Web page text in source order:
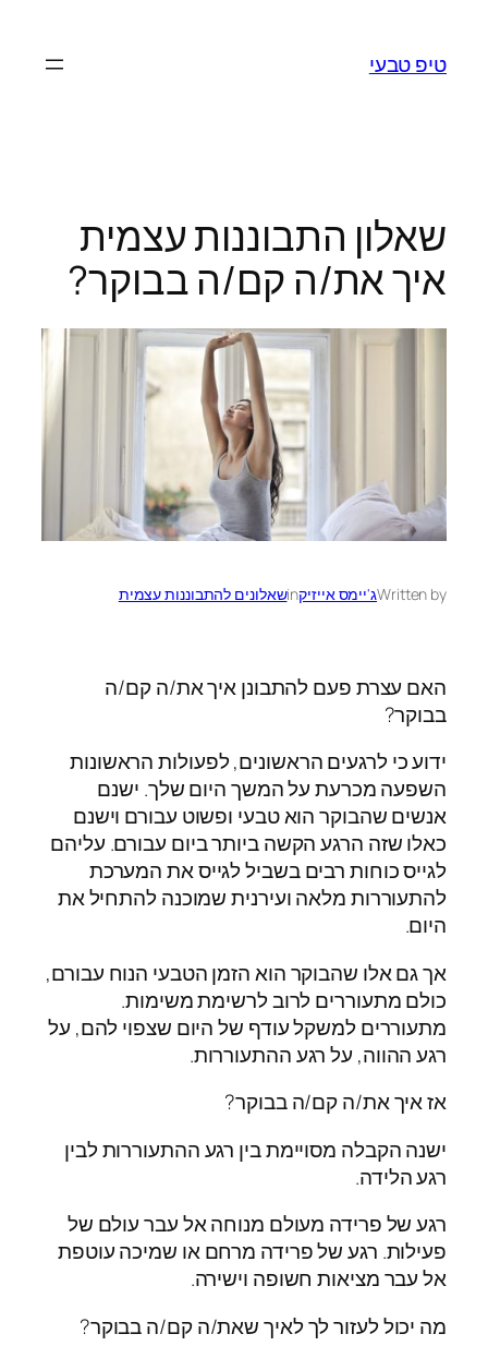
טיפ טבעי
שאלון התבוננות עצמית
איך את/ה קם/ה בבוקר?
Written byג'יימס אייזיקinשאלונים להתבוננות עצמית
האם עצרת פעם להתבונן איך את/ה קם/ה
בבוקר?
ידוע כי לרגעים הראשונים, לפעולות הראשונות
השפעה מכרעת על המשך היום שלך. ישנם
אנשים שהבוקר הוא טבעי ופשוט עבורם וישנם
כאלו שזה הרגע הקשה ביותר ביום עבורם. עליהם
לגייס כוחות רבים בשביל לגייס את המערכת
להתעוררות מלאה ועירנית שמוכנה להתחיל את
היום.
אך גם אלו שהבוקר הוא הזמן הטבעי הנוח עבורם,
כולם מתעוררים לרוב לרשימת משימות.
מתעוררים למשקל עודף של היום שצפוי להם, על
רגע ההווה, על רגע ההתעוררות.
אז איך את/ה קם/ה בבוקר?
ישנה הקבלה מסויימת בין רגע ההתעוררות לבין
רגע הלידה.
רגע של פרידה מעולם מנוחה אל עבר עולם של
פעילות. רגע של פרידה מרחם או שמיכה עוטפת
אל עבר מציאות חשופה וישירה.
מה יכול לעזור לך לאיך שאת/ה קם/ה בבוקר?